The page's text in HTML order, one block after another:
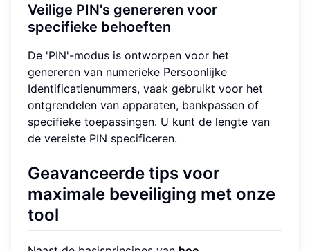
Veilige PIN's genereren voor
specifieke behoeften
De 'PIN'-modus is ontworpen voor het
genereren van numerieke Persoonlijke
Identificatienummers, vaak gebruikt voor het
ontgrendelen van apparaten, bankpassen of
specifieke toepassingen. U kunt de lengte van
de vereiste PIN specificeren.
Geavanceerde tips voor
maximale beveiliging met onze
tool